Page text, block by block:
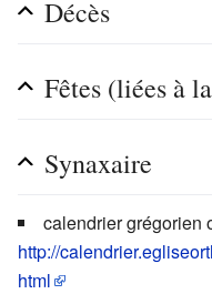
Décès
Fêtes (liées à
Synaxaire
calendrier grégorien
http://
html